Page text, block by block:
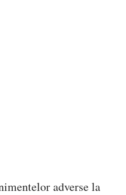
adverse la